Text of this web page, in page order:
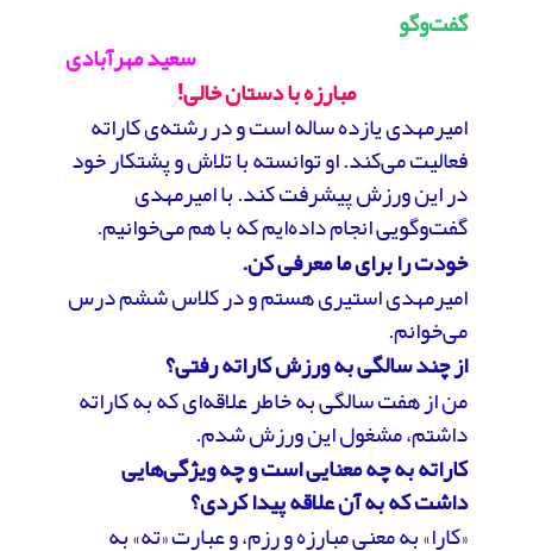
گفت‌وگو
سعید مهرآبادی
مبارزه با دستان خالی!
امیرمهدی یازده ساله است و در رشته‌ی کاراته
فعالیت می‌کند. او توانسته با تلاش و پشتکار خود
در این ورزش پیشرفت کند. با امیرمهدی
گفت‌وگویی انجام داده‌ایم که با هم می‌خوانیم.
خودت را برای ما معرفی کن.
امیرمهدی استیری هستم و در کلاس ششم درس
می‌خوانم.
از چند سالگی به ورزش کاراته رفتی؟
من از هفت سالگی به خاطر علاقه‌ای که به کاراته
داشتم، مشغول این ورزش شدم.
کاراته به چه معنایی است و چه ویژگی‌هایی
داشت که به آن علاقه پیدا کردی؟
«کارا» به معنی مبارزه و رزم، و عبارت «ته» به